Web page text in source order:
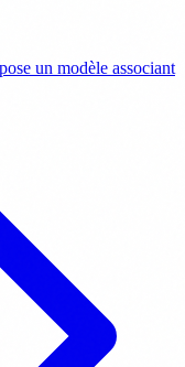
un modèle associant